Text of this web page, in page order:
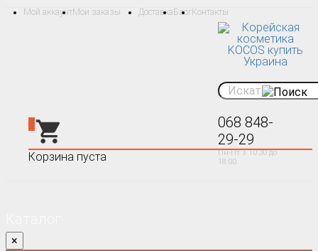
Мой аккаунтМои заказы Доставка БлогКонтакты
068 848-
29-29
Пн-Пт з 10:30 до
18:00
0
Корзина пуста
×